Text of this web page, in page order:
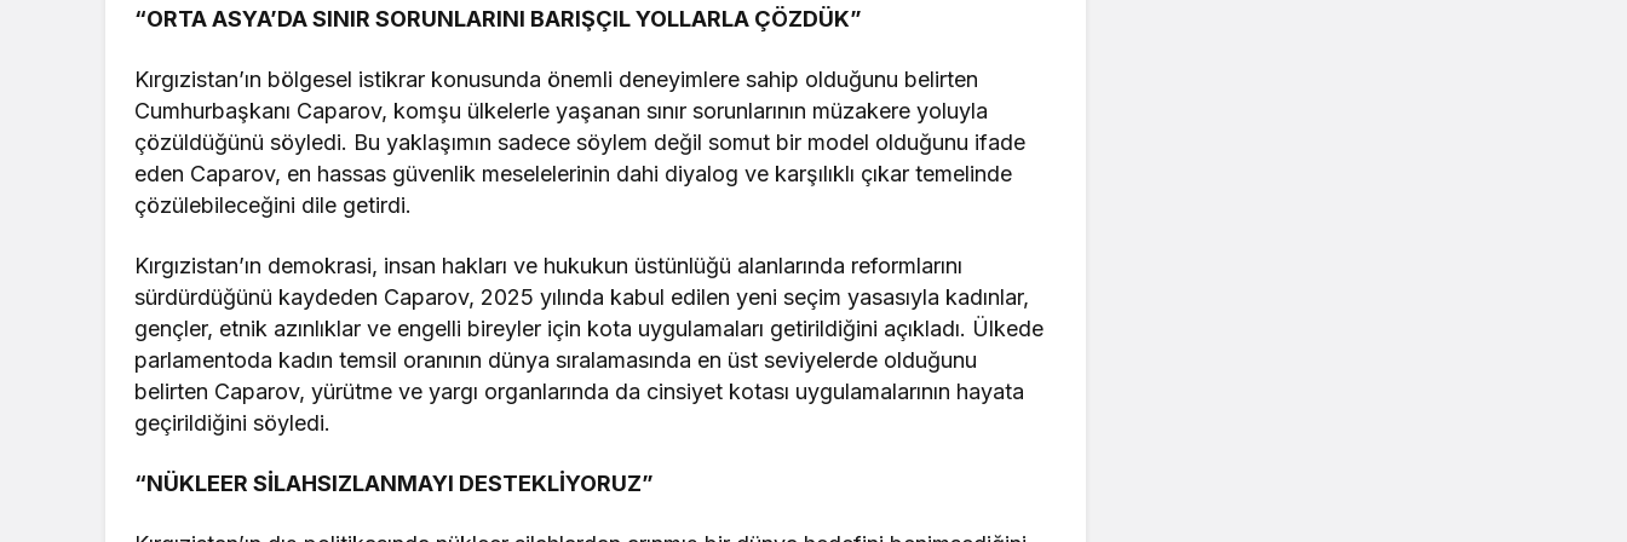
“ORTA ASYA’DA SINIR SORUNLARINI BARIŞÇIL YOLLARLA ÇÖZDÜK”
Kırgızistan’ın bölgesel istikrar konusunda önemli deneyimlere sahip olduğunu belirten
Cumhurbaşkanı Caparov, komşu ülkelerle yaşanan sınır sorunlarının müzakere yoluyla
çözüldüğünü söyledi. Bu yaklaşımın sadece söylem değil somut bir model olduğunu ifade
eden Caparov, en hassas güvenlik meselelerinin dahi diyalog ve karşılıklı çıkar temelinde
çözülebileceğini dile getirdi.
Kırgızistan’ın demokrasi, insan hakları ve hukukun üstünlüğü alanlarında reformlarını
sürdürdüğünü kaydeden Caparov, 2025 yılında kabul edilen yeni seçim yasasıyla kadınlar,
gençler, etnik azınlıklar ve engelli bireyler için kota uygulamaları getirildiğini açıkladı. Ülkede
parlamentoda kadın temsil oranının dünya sıralamasında en üst seviyelerde olduğunu
belirten Caparov, yürütme ve yargı organlarında da cinsiyet kotası uygulamalarının hayata
geçirildiğini söyledi.
“NÜKLEER SİLAHSIZLANMAYI DESTEKLİYORUZ”